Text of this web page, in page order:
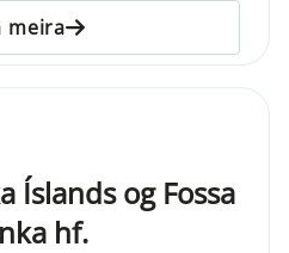
meira
Íslands og Fossa
hf.